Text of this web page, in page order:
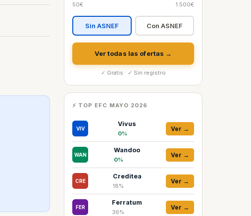
50€ 1.500€
Sin ASNEF Con ASNEF
Ver todas las ofertas →
✓ Gratis · ✓ Sin registro
⚡ TOP EFC MAYO 2026
VIV
Vivus
0%
Ver →
WAN
Wandoo
0%
Ver →
CRE
Creditea
18%
Ver →
FER
Ferratum
36%
Ver →